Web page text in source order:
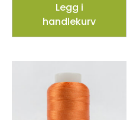
Legg i
handlekurv